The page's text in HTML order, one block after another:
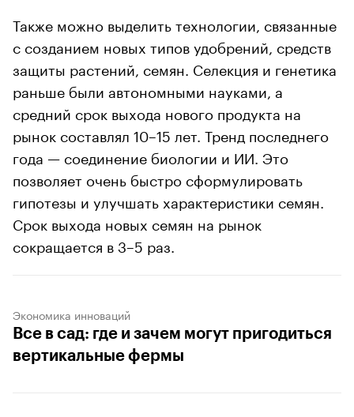
Также можно выделить технологии, связанные
с созданием новых типов удобрений, средств
защиты растений, семян. Селекция и генетика
раньше были автономными науками, а
средний срок выхода нового продукта на
рынок составлял 10–15 лет. Тренд последнего
года — соединение биологии и ИИ. Это
позволяет очень быстро сформулировать
гипотезы и улучшать характеристики семян.
Срок выхода новых семян на рынок
сокращается в 3–5 раз.
Экономика инноваций
Все в сад: где и зачем могут пригодиться
вертикальные фермы